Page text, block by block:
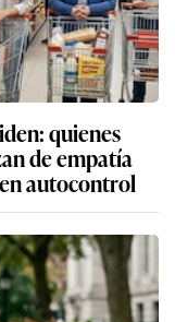
quienes
de empatía
autocontrol